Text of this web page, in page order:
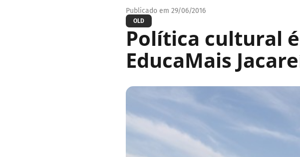
Publicado em 29/06/2016
OLD
Política cultural
EducaMais